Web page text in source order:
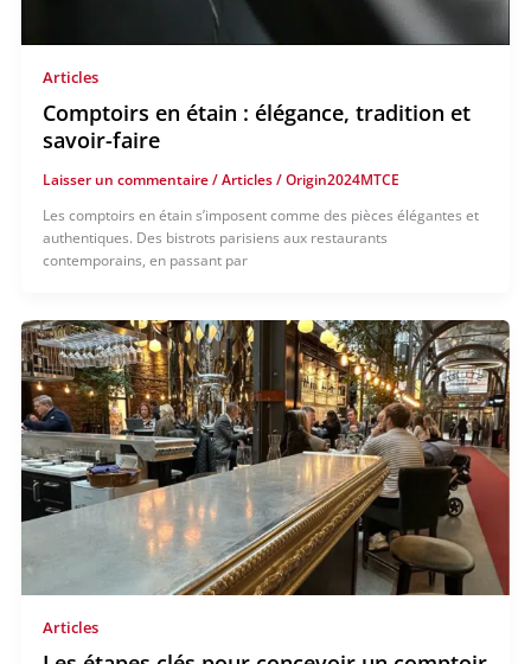
Articles
Comptoirs en étain : élégance, tradition et
savoir-faire
Laisser un commentaire/Articles/Origin2024MTCE
Les comptoirs en étain s’imposent comme des pièces élégantes et
authentiques. Des bistrots parisiens aux restaurants
contemporains, en passant par
Articles